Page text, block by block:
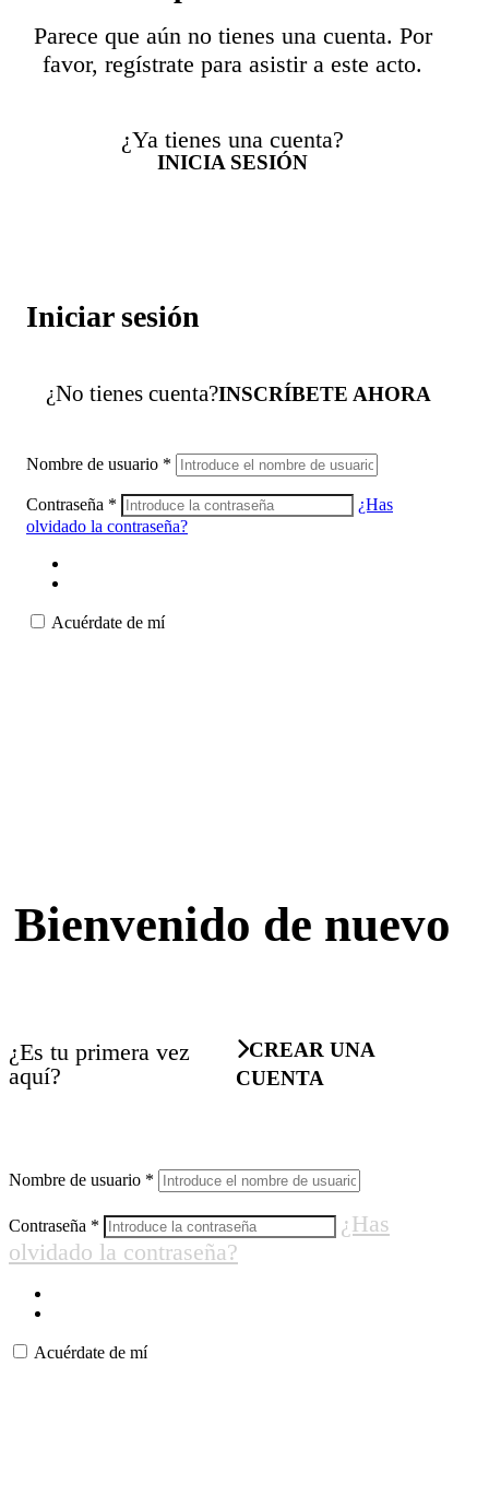
Parece que aún no tienes una cuenta. Por
favor, regístrate para asistir a este acto.
¿Ya tienes una cuenta?
INICIA SESIÓN
Iniciar sesión
¿No tienes cuenta?INSCRÍBETE AHORA
Nombre de usuario *
Contraseña *
¿Has
olvidado la contraseña?
Acuérdate de mí
Bienvenido de nuevo
¿Es tu primera vez
aquí?
CREAR UNA
CUENTA
Nombre de usuario *
Contraseña *
¿Has
olvidado la contraseña?
Acuérdate de mí